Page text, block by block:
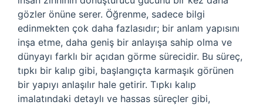
gözler önüne serer. Öğrenme, sadece bilgi
edinmekten çok daha fazlasıdır; bir anlam yapısını
inşa etme, daha geniş bir anlayışa sahip olma ve
dünyayı farklı bir açıdan görme sürecidir. Bu süreç,
tıpkı bir kalıp gibi, başlangıçta karmaşık görünen
bir yapıyı anlaşılır hale getirir. Tıpkı kalıp
imalatındaki detaylı ve hassas süreçler gibi,